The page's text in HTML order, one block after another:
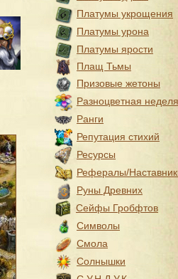
Платумы укрощения
Платумы урона
Платумы ярости
Плащ Тьмы
Призовые жетоны
Разноцветная неделя
Ранги
Репутация стихий
Ресурсы
Рефералы/
Руны Древних
Сейфы Гробфтов
Символы
Смола
Солнышки